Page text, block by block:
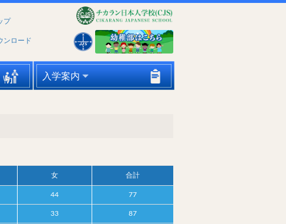
プ
ンロード
入学案内
女 合計
44 77
33 87